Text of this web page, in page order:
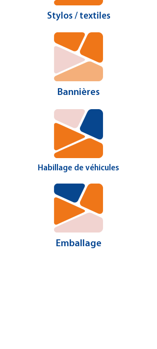
Stylos / textiles
Bannières
Habillage de véhicules
Emballage